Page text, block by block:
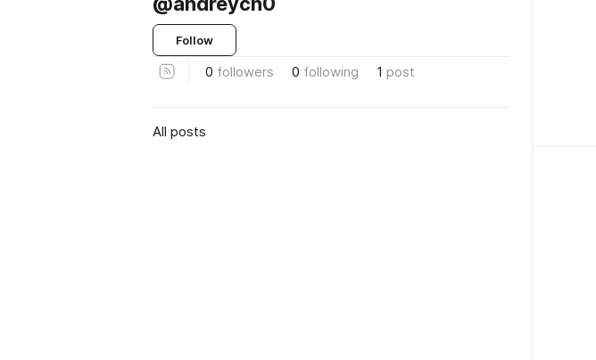
Follow
0 followers 0 following 1 post
All posts